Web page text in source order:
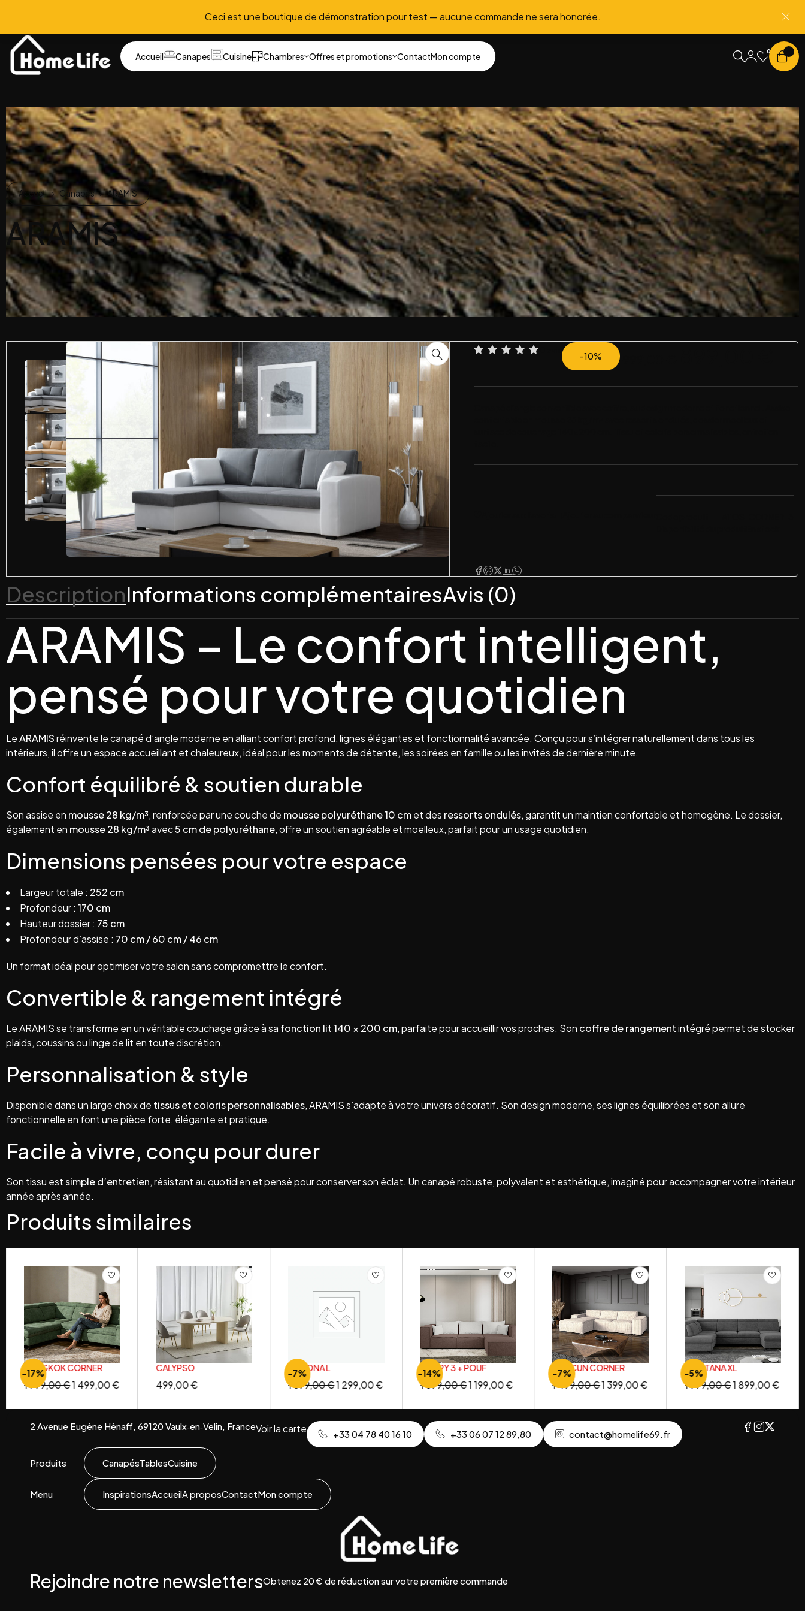
Ceci est une boutique de démonstration pour test — aucune commande ne sera honorée.
Accueil Canapes Cuisine Chambres Offres et promotions ContactMon compte 0
Accueil Canapés ARAMIS
ARAMIS
-10%
DescriptionInformations complémentairesAvis (0)
ARAMIS – Le confort intelligent,
pensé pour votre quotidien
LeARAMISréinvente le canapé d’angle moderne en alliant confort profond, lignes élégantes et fonctionnalité avancée. Conçu pour s’intégrer naturellement dans tous les
intérieurs, il offre un espace accueillant et chaleureux, idéal pour les moments de détente, les soirées en famille ou les invités de dernière minute.
Confort équilibré & soutien durable
Son assise en mousse 28 kg/m³, renforcée par une couche de mousse polyuréthane 10 cmet des ressorts ondulés, garantit un maintien confortable et homogène. Le dossier,
également en mousse 28 kg/m³avec5 cm de polyuréthane, offre un soutien agréable et moelleux, parfait pour un usage quotidien.
Dimensions pensées pour votre espace
Largeur totale : 252 cm
Profondeur : 170 cm
Hauteur dossier : 75 cm
Profondeur d’assise : 70 cm / 60 cm / 46 cm
Un format idéal pour optimiser votre salon sans compromettre le confort.
Convertible & rangement intégré
Le ARAMIS se transforme en un véritable couchage grâce à sa fonction lit 140 × 200 cm, parfaite pour accueillir vos proches. Son coffre de rangementintégré permet de stocker
plaids, coussins ou linge de lit en toute discrétion.
Personnalisation & style
Disponible dans un large choix de tissus et coloris personnalisables, ARAMIS s’adapte à votre univers décoratif. Son design moderne, ses lignes équilibrées et son allure
fonctionnelle en font une pièce forte, élégante et pratique.
Facile à vivre, conçu pour durer
Son tissu estsimple d’entretien, résistant au quotidien et pensé pour conserver son éclat. Un canapé robuste, polyvalent et esthétique, imaginé pour accompagner votre intérieur
année après année.
Produits similaires
-17%
BANGKOK CORNER
1 799,00€1 499,00€
CALYPSO
499,00€
-7%
ARIZONA L
1 399,00€1 299,00€
-14%
POPPY 3 + POUF
1 399,00€1 199,00€
-7%
CANCUN CORNER
1 499,00€1 399,00€
-5%
MONTANA XL
1 999,00€1 899,00€
2 Avenue Eugène Hénaff, 69120 Vaulx‑en‑Velin, FranceVoir la carte +33 04 78 40 16 10 +33 06 07 12 89,80 contact@homelife69.fr
Produits CanapésTablesCuisine
Menu InspirationsAccueilA proposContactMon compte
Rejoindre notre newslettersObtenez 20 € de réduction sur votre première commande